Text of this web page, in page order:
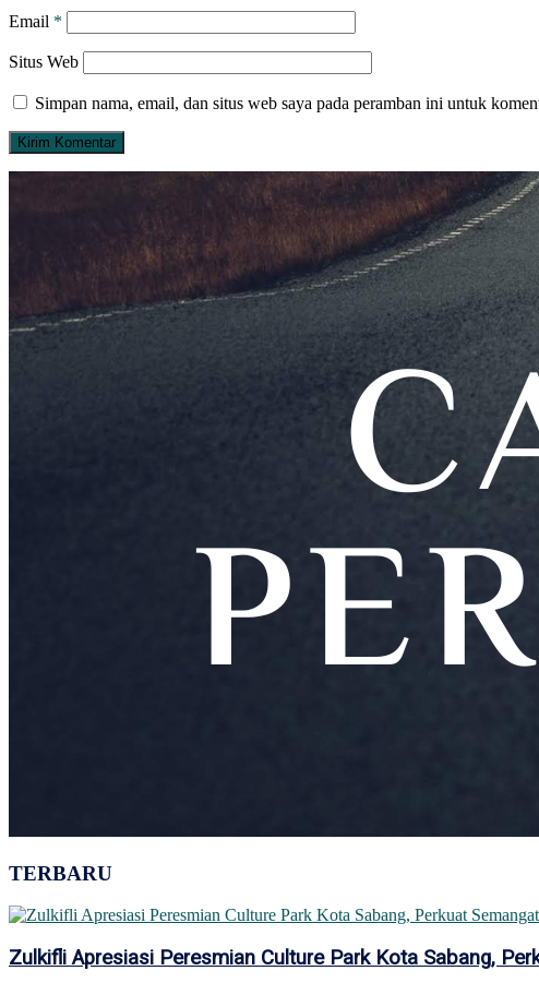
Email *
Situs Web
Simpan nama, email, dan situs web saya pada peramban ini untuk
TERBARU
Zulkifli Apresiasi Peresmian Culture Park Kota Sabang,